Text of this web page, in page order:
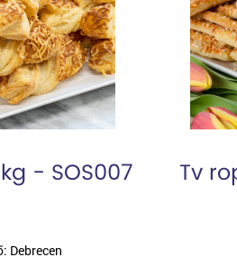
- SOS007
Debrecen
Tv